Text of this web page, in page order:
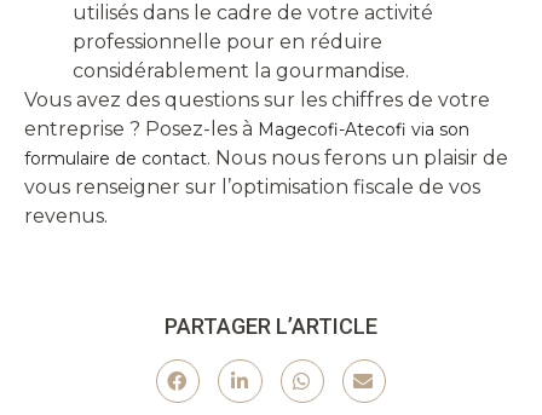
utilisés dans le cadre de votre activité
professionnelle pour en réduire
considérablement la gourmandise.
Vous avez des questions sur les chiffres de votre
entreprise ? Posez-les à Magecofi-Atecofi via son
formulaire de contact. Nous nous ferons un plaisir de
vous renseigner sur l’optimisation fiscale de vos
revenus.
PARTAGER L’ARTICLE